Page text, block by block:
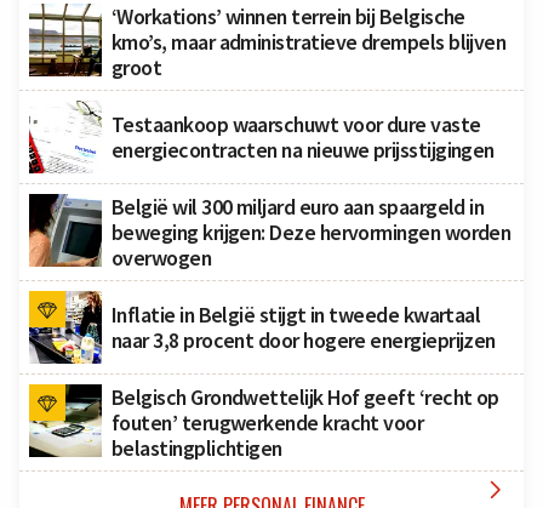
‘Workations’ winnen terrein bij Belgische
kmo’s, maar administratieve drempels blijven
groot
Testaankoop waarschuwt voor dure vaste
energiecontracten na nieuwe prijsstijgingen
België wil 300 miljard euro aan spaargeld in
beweging krijgen: Deze hervormingen worden
overwogen
Inflatie in België stijgt in tweede kwartaal
naar 3,8 procent door hogere energieprijzen
Belgisch Grondwettelijk Hof geeft ‘recht op
fouten’ terugwerkende kracht voor
belastingplichtigen
